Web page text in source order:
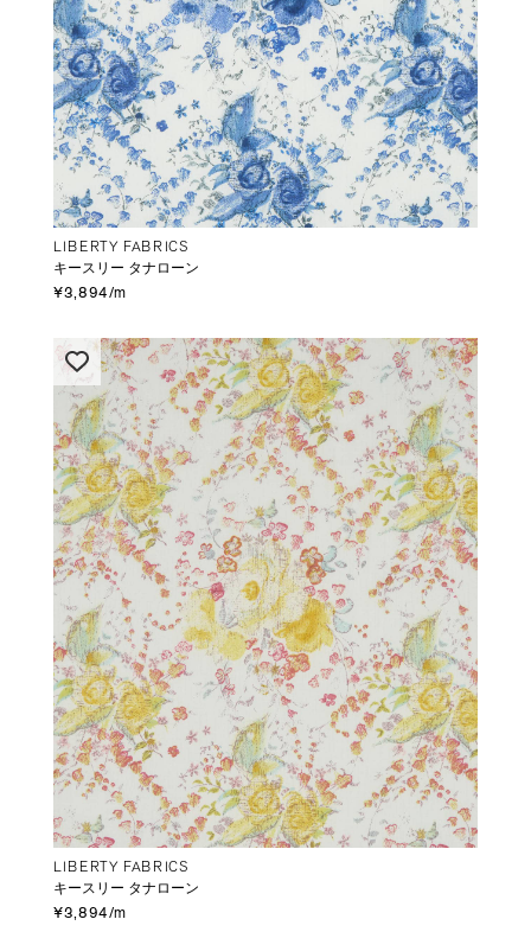
LIBERTY FABRICS
キースリー タナローン
¥3,894/m
LIBERTY FABRICS
キースリー タナローン
¥3,894/m